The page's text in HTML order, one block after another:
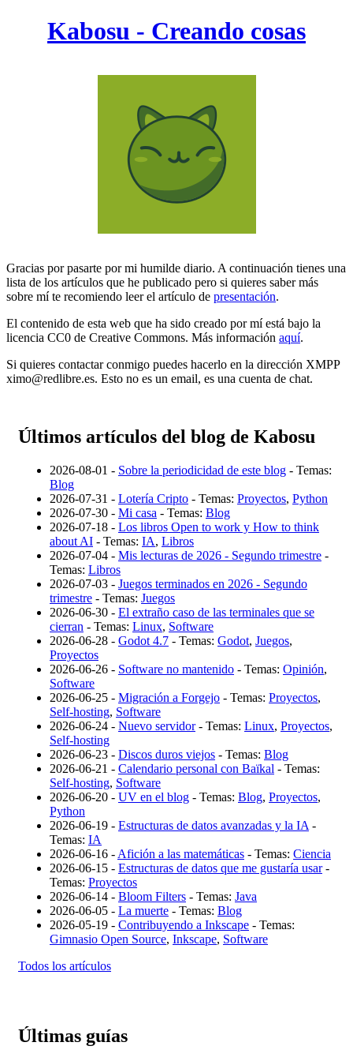
Kabosu - Creando cosas
Gracias por pasarte por mi humilde diario. A continuación tienes una
lista de los artículos que he publicado pero si quieres saber más
sobre mí te recomiendo leer el artículo de presentación.
El contenido de esta web que ha sido creado por mí está bajo la
licencia CC0 de Creative Commons. Más información aquí.
Si quieres contactar conmigo puedes hacerlo en la dirección XMPP
ximo@redlibre.es. Esto no es un email, es una cuenta de chat.
Últimos artículos del blog de Kabosu
2026-08-01 - Sobre la periodicidad de este blog - Temas:
Blog
2026-07-31 - Lotería Cripto - Temas: Proyectos, Python
2026-07-30 - Mi casa - Temas: Blog
2026-07-18 - Los libros Open to work y How to think
about AI - Temas: IA, Libros
2026-07-04 - Mis lecturas de 2026 - Segundo trimestre -
Temas: Libros
2026-07-03 - Juegos terminados en 2026 - Segundo
trimestre - Temas: Juegos
2026-06-30 - El extraño caso de las terminales que se
cierran - Temas: Linux, Software
2026-06-28 - Godot 4.7 - Temas: Godot, Juegos,
Proyectos
2026-06-26 - Software no mantenido - Temas: Opinión,
Software
2026-06-25 - Migración a Forgejo - Temas: Proyectos,
Self-hosting, Software
2026-06-24 - Nuevo servidor- Temas: Linux, Proyectos,
Self-hosting
2026-06-23 - Discos duros viejos - Temas: Blog
2026-06-21 - Calendario personal con Baïkal - Temas:
Self-hosting, Software
2026-06-20 - UV en el blog - Temas: Blog, Proyectos,
Python
2026-06-19 - Estructuras de datos avanzadas y la IA -
Temas: IA
2026-06-16 - Afición a las matemáticas - Temas: Ciencia
2026-06-15 - Estructuras de datos que me gustaría usar-
Temas: Proyectos
2026-06-14 - Bloom Filters - Temas: Java
2026-06-05 - La muerte - Temas: Blog
2026-05-19 - Contribuyendo a Inkscape - Temas:
Gimnasio Open Source, Inkscape, Software
Todos los artículos
Últimas guías